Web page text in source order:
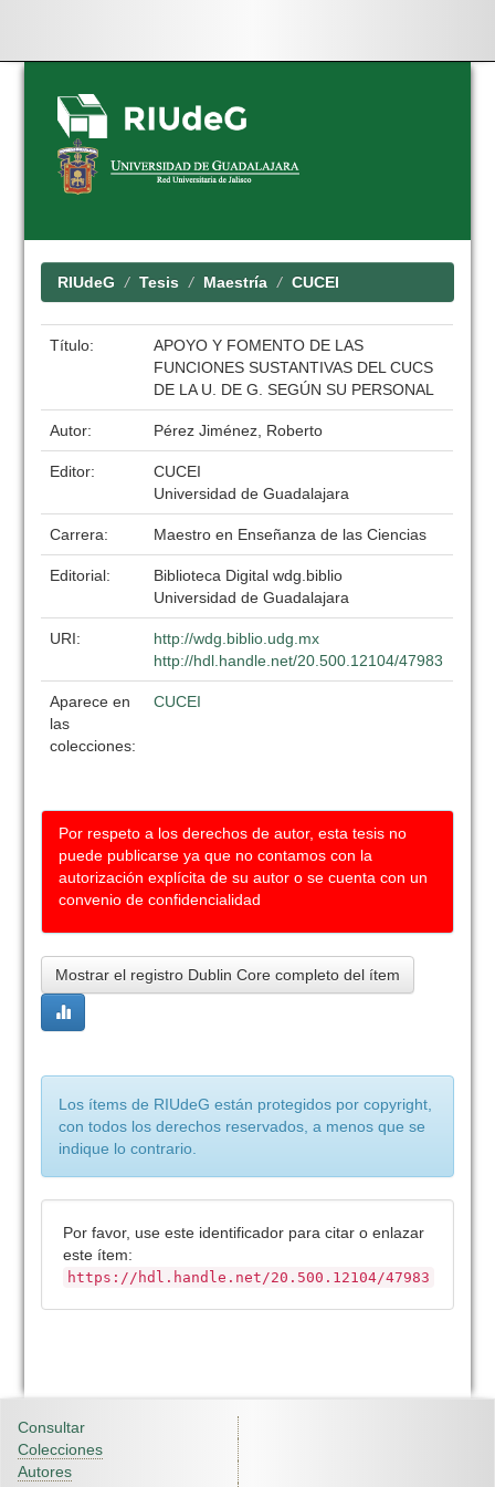
Skip
navigation
RIUdeG Tesis Maestría CUCEI
Título:
APOYO Y FOMENTO DE LAS
FUNCIONES SUSTANTIVAS DEL CUCS
DE LA U. DE G. SEGÚN SU PERSONAL
Autor: Pérez Jiménez, Roberto
Editor:
CUCEI
Universidad de Guadalajara
Carrera: Maestro en Enseñanza de las Ciencias
Editorial:
Biblioteca Digital wdg.biblio
Universidad de Guadalajara
URI:
http://wdg.biblio.udg.mx
http://hdl.handle.net/20.500.12104/47983
Aparece en
las
colecciones:
CUCEI
Por respeto a los derechos de autor, esta tesis no
puede publicarse ya que no contamos con la
autorización explícita de su autor o se cuenta con un
convenio de confidencialidad
Mostrar el registro Dublin Core completo del ítem
Los ítems de RIUdeG están protegidos por copyright,
con todos los derechos reservados, a menos que se
indique lo contrario.
Por favor, use este identificador para citar o enlazar
este ítem:
https://hdl.handle.net/20.500.12104/47983
Consultar
Colecciones
Autores